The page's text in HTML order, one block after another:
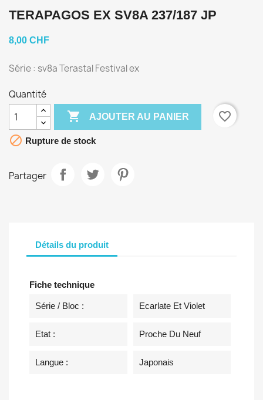
TERAPAGOS EX SV8A 237/187 JP
8,00 CHF
Série : sv8a Terastal Festival ex
Quantité
 AJOUTER AU PANIER
favorite_border
 Rupture de stock
Partager
Détails du produit
Fiche technique
Série / Bloc : Ecarlate Et Violet
Etat : Proche Du Neuf
Langue : Japonais